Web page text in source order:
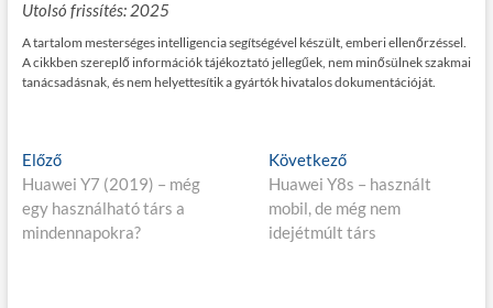
Utolsó frissítés: 2025
A tartalom mesterséges intelligencia segítségével készült, emberi ellenőrzéssel.
A cikkben szereplő információk tájékoztató jellegűek, nem minősülnek szakmai
tanácsadásnak, és nem helyettesítik a gyártók hivatalos dokumentációját.
Bejegyzés
navigáció
ElőzőE
l
ő
z
Huawei Y7 (2019) – még
egy használható társ a
mindennapokra?
KövetkezőK
ö
v
e
Huawei Y8s – használt
mobil, de még nem
idejétmúlt társ